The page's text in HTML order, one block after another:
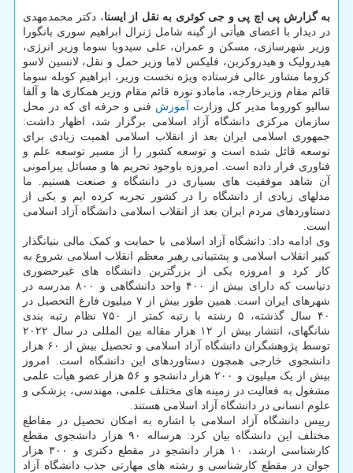
به گزارش پی اچ پی و جی کوئری به نقل از ایسنا، دکتر محمدمهدی
در دیدار با اعضای هیأتی از گینه شامل ژنرال ابراهیم سوری بانگورا
وزیر شهرسازی، مسکن و عمران، علی سیدوبا سوما وزیر انرژی،
هیدرولیک و هیدروکربن، فلیکس لاما وزیر حمل و نقل، لانسین لاسو
کروما مشاور عالی فرستاده ویژه نخست وزیر، ابراهیم کوبله سوما
قائم مقام وزیرخارجه، مامادو توره قائم مقام وزیر همکاری ها و آلفا
سالیو کوروما مدیر کل وزارت آموزش فنی و حرفه ای که در محل
سازمان مرکزی دانشگاه آزاد اسلامی برگزار شد، اظهار داشت:
جمهوری اسلامی ایران بعد از انقلاب اسلامی اهمیت زیادی برای
توسعه قائل شده است و توسعه کشور را از مسیر توسعه علم و
فناوری قرار داده است. امروزه باوجود تحریم ها و مسائل پیرامونی
آن شاهد موفقیت های بسیاری در دانشگاه و صنعت هستیم. ما
مدلهای زیادی از دانشگاه را در کشور تجربه کرده ایم و یکی از
دستاوردهای مردم ایران بعد از انقلاب اسلامی دانشگاه آزاد اسلامی
است.
وی ادامه داد: دانشگاه آزاد اسلامی با حمایت و کمک مالی بنیانگذار
کبیر انقلاب اسلامی و پشتیبانی رهبر معظم انقلاب اسلامی شروع به
کار کرد و امروزه یکی از بزرگترین دانشگاه های غیرحضوری
دنیاست که دارای بیش از ۴۰۰ واحد دانشگاهی و ۸۰۰ مدرسه در
شهرهای ایران است. همین طور بیش از ۷ میلیون فارغ التحصیل در
۴۰ سال گذشته، ۵ رشته با رتبه کمتر از ۷۵۰ نظام رتبه بندی
شانگهای، انتشار بیش از ۱۲ هزار مقاله بین المللی در سال ۲۰۲۲
توسط پژوهشگران دانشگاه آزاد اسلامی و تحصیل بیش از ۶۰ هزار
دانشجوی خارجی همچون دستاوردهای این دانشگاه است. امروز
بیش از یک میلیون و ۲۰۰ هزار دانشجو و ۵۶ هزار عضو هیأت علمی
مشغول به فعالیت در زمینه های مختلف علمی، مهندسی، پزشکی و
علوم انسانی در دانشگاه آزاد اسلامی هستند.
رییس دانشگاه آزاد اسلامی با اشاره به امکان تحصیل در مقاطع
مختلف این دانشگاه بیان کرد: هرساله ۹۰ هزار دانشجوی مقطع
کارشناسی ارشد، ۱۰ هزار دانشجو در مقطع دکتری و ۳۰۰ هزار
جوان در مقطع کارشناسی و رشته های مهارتی جذب دانشگاه آزاد